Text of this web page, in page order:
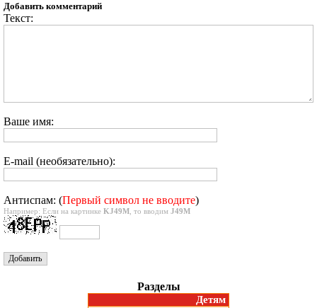
Добавить комментарий
Текст:
Ваше имя:
E-mail (необязательно):
Антиспам: (Первый символ не вводите)
Например: Если на картинке KJ49M , то вводим J49M
Разделы
Детям